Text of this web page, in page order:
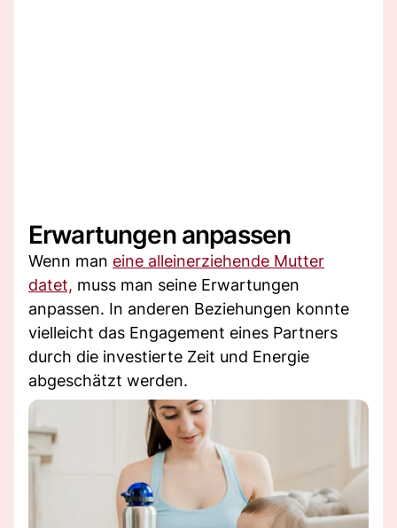
Erwartungen anpassen
Wenn man eine alleinerziehende Mutter
datet, muss man seine Erwartungen
anpassen. In anderen Beziehungen konnte
vielleicht das Engagement eines Partners
durch die investierte Zeit und Energie
abgeschätzt werden.